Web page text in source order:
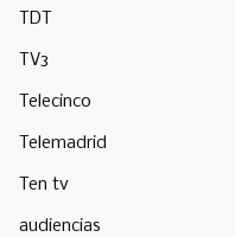
TDT
TV3
Telecinco
Telemadrid
Ten tv
audiencias